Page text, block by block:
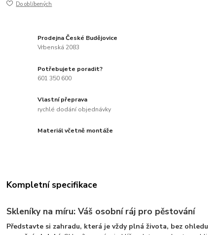
Do oblíbených
Prodejna České Budějovice
Vrbenská 2083
Potřebujete poradit?
601 350 600
Vlastní přeprava
rychlé dodání objednávky
Materiál včetně montáže
Kompletní specifikace
Skleníky na míru: Váš osobní ráj pro pěstování
Představte si zahradu, která je vždy plná života, bez ohledu